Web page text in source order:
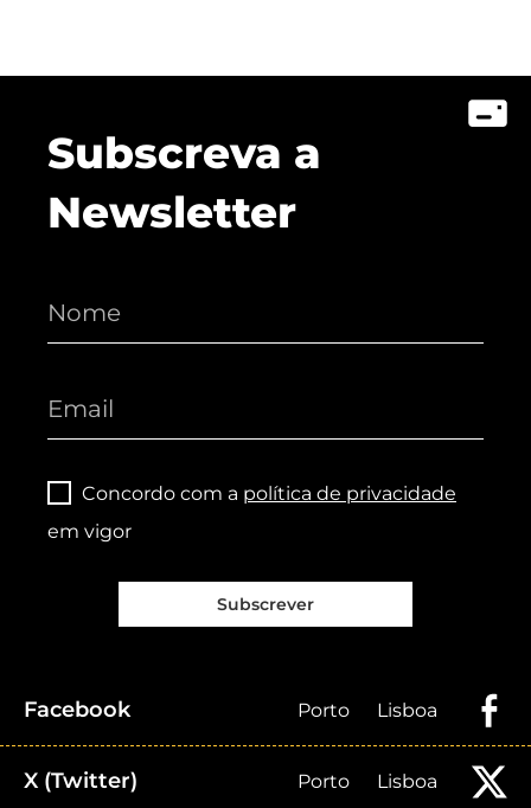
Subscreva a
Newsletter
Concordo com a política de privacidade
em vigor
Subscrever
Facebook Porto Lisboa
X (Twitter) Porto Lisboa